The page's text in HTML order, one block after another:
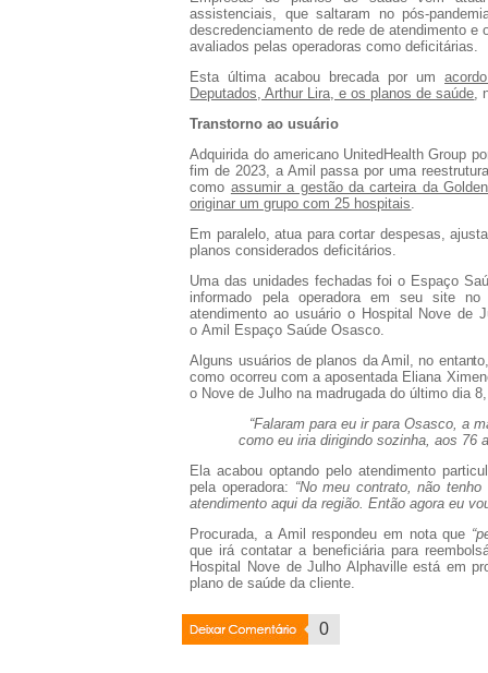
assistenciais, que saltaram no pós-
descredenciamento de rede de atendimento
avaliados pelas operadoras como deficitárias.
Esta última acabou brecada por um
Deputados, Arthur Lira, e os planos de saúde,
Transtorno ao usuário
Adquirida do americano UnitedHealth Group
fim de 2023, a Amil passa por uma
como assumir a gestão da carteira da
originar um grupo com 25 hospitais.
Em paralelo, atua para cortar despesas,
planos considerados deficitários.
Uma das unidades fechadas foi o Espaço
informado pela operadora em seu site
atendimento ao usuário o Hospital Nove de
oAmil Espaço Saúde Osasco.
Alguns usuários de planos da Amil, no
como ocorreu com a aposentada Eliana
o Nove de Julho na madrugada do último dia
“Falaram para eu ir para Osasco, a
como eu iria dirigindo sozinha, aos 76
Ela acabou optando pelo atendimento
pela operadora: “No meu contrato, não
atendimento aqui da região. Então agora eu
Procurada, a Amil respondeu em nota que
que irá contatar a beneficiária para
Hospital Nove de Julho Alphaville está em
plano de saúde da cliente.
Deixar
0